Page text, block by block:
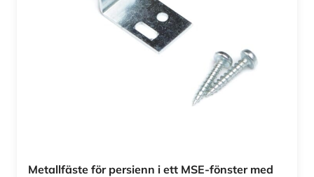
Metallfäste för persienn i ett MSE-fönster med